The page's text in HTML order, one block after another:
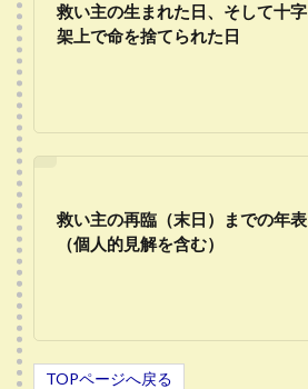
救い主の生まれた日、そして十字
架上で命を捨てられた日
救い主の再臨（末日）までの年表
（個人的見解を含む）
TOPページへ戻る